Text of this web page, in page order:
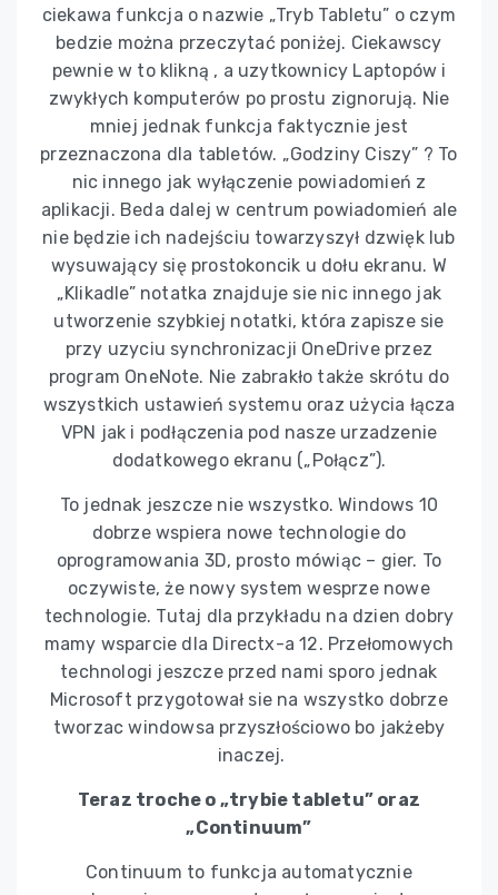
ciekawa funkcja o nazwie „Tryb Tabletu” o czym
bedzie można przeczytać poniżej. Ciekawscy
pewnie w to klikną , a uzytkownicy Laptopów i
zwykłych komputerów po prostu zignorują. Nie
mniej jednak funkcja faktycznie jest
przeznaczona dla tabletów. „Godziny Ciszy” ? To
nic innego jak wyłączenie powiadomień z
aplikacji. Beda dalej w centrum powiadomień ale
nie będzie ich nadejściu towarzyszył dzwięk lub
wysuwający się prostokoncik u dołu ekranu. W
„Klikadle” notatka znajduje sie nic innego jak
utworzenie szybkiej notatki, która zapisze sie
przy uzyciu synchronizacji OneDrive przez
program OneNote. Nie zabrakło także skrótu do
wszystkich ustawień systemu oraz użycia łącza
VPN jak i podłączenia pod nasze urzadzenie
dodatkowego ekranu („Połącz”).
To jednak jeszcze nie wszystko. Windows 10
dobrze wspiera nowe technologie do
oprogramowania 3D, prosto mówiąc – gier. To
oczywiste, że nowy system wesprze nowe
technologie. Tutaj dla przykładu na dzien dobry
mamy wsparcie dla Directx-a 12. Przełomowych
technologi jeszcze przed nami sporo jednak
Microsoft przygotował sie na wszystko dobrze
tworzac windowsa przyszłościowo bo jakżeby
inaczej.
Teraz troche o „trybie tabletu” oraz
„Continuum”
Continuum to funkcja automatycznie